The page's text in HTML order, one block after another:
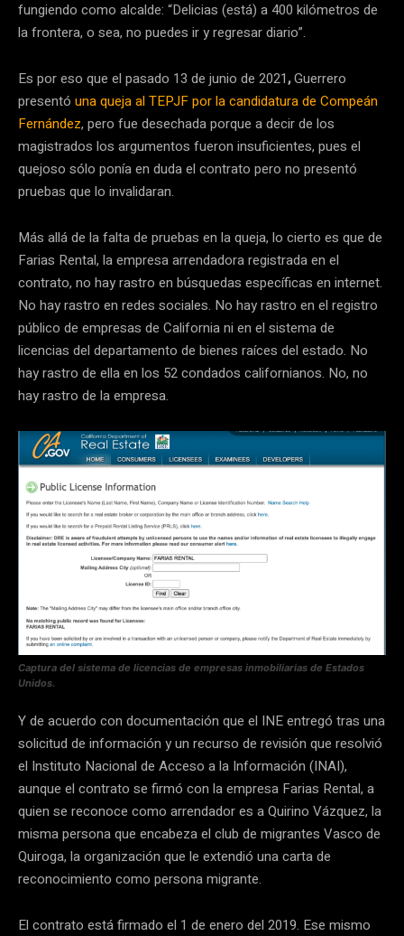
fungiendo como alcalde: “Delicias (está) a 400 kilómetros de
la frontera, o sea, no puedes ir y regresar diario”.
Es por eso que el pasado 13 de junio de 2021,Guerrero
presentó una queja al TEPJF por la candidatura de Compeán
Fernández, pero fue desechada porque a decir de los
magistrados los argumentos fueron insuficientes, pues el
quejoso sólo ponía en duda el contrato pero no presentó
pruebas que lo invalidaran.
Más allá de la falta de pruebas en la queja, lo cierto es que de
Farias Rental, la empresa arrendadora registrada en el
contrato, no hay rastro en búsquedas específicas en internet.
No hay rastro en redes sociales. No hay rastro en el registro
público de empresas de California ni en el sistema de
licencias del departamento de bienes raíces del estado. No
hay rastro de ella en los 52 condados californianos. No, no
hay rastro de la empresa.
Captura del sistema de licencias de empresas inmobiliarias de Estados
Unidos.
Y de acuerdo con documentación que el INE entregó tras una
solicitud de información y un recurso de revisión que resolvió
el Instituto Nacional de Acceso a la Información (INAI),
aunque el contrato se firmó con la empresa Farias Rental, a
quien se reconoce como arrendador es a Quirino Vázquez, la
misma persona que encabeza el club de migrantes Vasco de
Quiroga, la organización que le extendió una carta de
reconocimiento como persona migrante.
El contrato está firmado el 1 de enero del 2019. Ese mismo